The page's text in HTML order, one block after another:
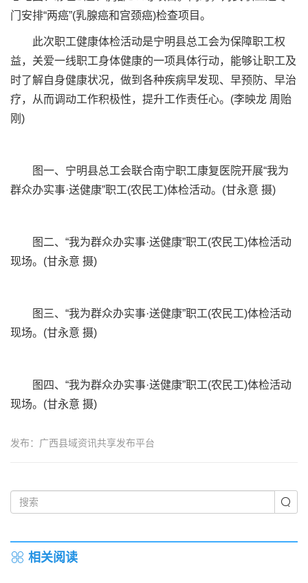
门安排“两癌”(乳腺癌和宫颈癌)检查项目。
此次职工健康体检活动是宁明县总工会为保障职工权
益，关爱一线职工身体健康的一项具体行动，能够让职工及
时了解自身健康状况，做到各种疾病早发现、早预防、早治
疗，从而调动工作积极性，提升工作责任心。(李映龙 周贻
刚)
图一、宁明县总工会联合南宁职工康复医院开展“我为
群众办实事·送健康”职工(农民工)体检活动。(甘永意 摄)
图二、“我为群众办实事·送健康”职工(农民工)体检活动
现场。(甘永意 摄)
图三、“我为群众办实事·送健康”职工(农民工)体检活动
现场。(甘永意 摄)
图四、“我为群众办实事·送健康”职工(农民工)体检活动
现场。(甘永意 摄)
发布：广西县域资讯共享发布平台
相关阅读